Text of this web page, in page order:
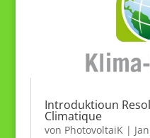
Introduktioun
Climatique
von PhotovoltaiK |